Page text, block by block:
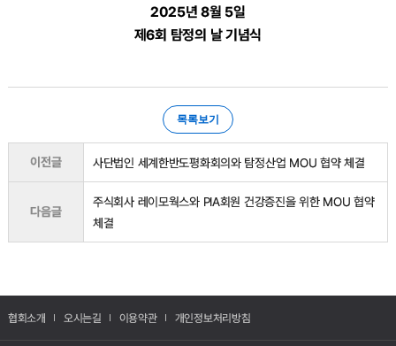
2025년 8월 5일
제6회 탐정의 날 기념식
목록보기
이전글 사단법인 세계한반도평화회의와 탐정산업 MOU 협약 체결
다음글
주식회사 레이모웍스와 PIA회원 건강증진을 위한 MOU 협약
체결
협회소개 오시는길 이용약관 개인정보처리방침